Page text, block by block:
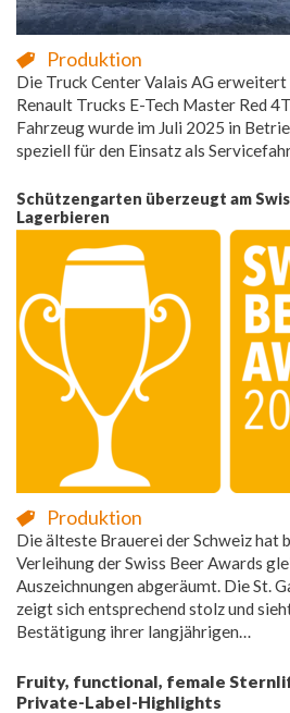
Produktion
Die Truck Center Valais AG
Renault Trucks E-Tech Master Red
Fahrzeug wurde im Juli 2025 in
speziell für den Einsatz als
Schützengarten überzeugt am
Lagerbieren
Produktion
Die älteste Brauerei der Schweiz hat
Verleihung der Swiss Beer Awards
Auszeichnungen abgeräumt. Die St.
zeigt sich entsprechend stolz und
Bestätigung ihrer langjährigen…
Fruity, functional, female
Private-Label-Highlights